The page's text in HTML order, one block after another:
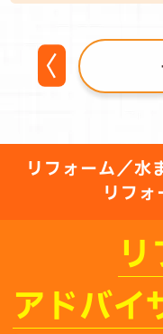
リフォーム／水
リフォ
アドバイ